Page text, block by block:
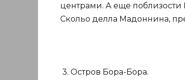
центрами. А еще
Скольо делла Мадоннина,
3. Остров Бора-Бора.